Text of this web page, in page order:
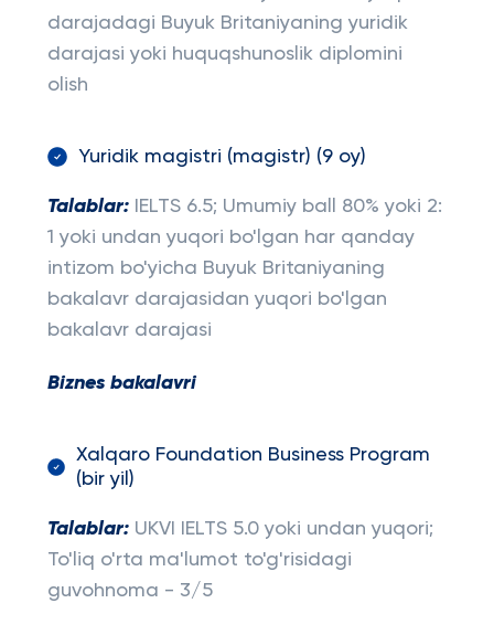
darajadagi Buyuk Britaniyaning yuridik
darajasi yoki huquqshunoslik diplomini
olish
Yuridik magistri (magistr) (9 oy)
Talablar:IELTS 6.5; Umumiy ball 80% yoki 2:
1 yoki undan yuqori bo'lgan har qanday
intizom bo'yicha Buyuk Britaniyaning
bakalavr darajasidan yuqori bo'lgan
bakalavr darajasi
Biznes bakalavri
Xalqaro Foundation Business Program
(bir yil)
Talablar:UKVI IELTS 5.0 yoki undan yuqori;
To'liq o'rta ma'lumot to'g'risidagi
guvohnoma - 3/5